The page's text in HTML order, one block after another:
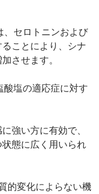
、セロトニンおよび
ことにより、シナ
させます。
酸塩の適応症に対す
強い方に有効で、
態に広く用いられ
的変化によらない機